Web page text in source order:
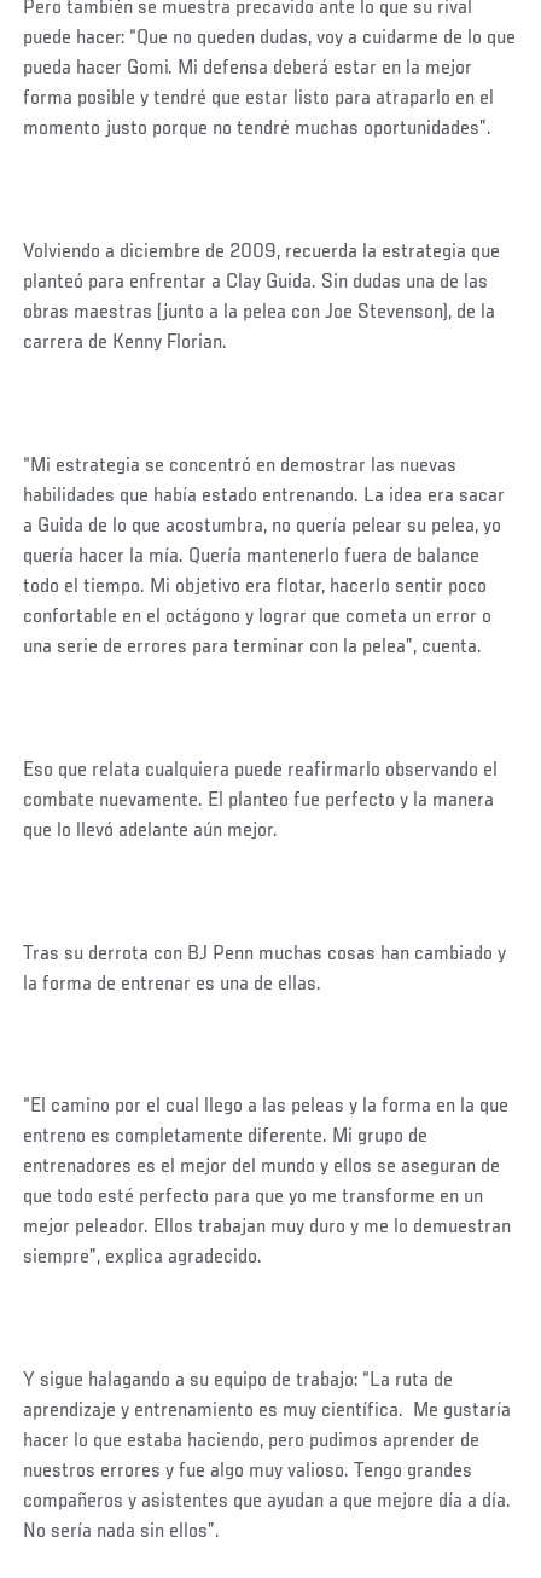
Pero también se muestra precavido ante lo que su rival
puede hacer: “Que no queden dudas, voy a cuidarme de lo que
pueda hacer Gomi. Mi defensa deberá estar en la mejor
forma posible y tendré que estar listo para atraparlo en el
momento justo porque no tendré muchas oportunidades”.
Volviendo a diciembre de 2009, recuerda la estrategia que
planteó para enfrentar a Clay Guida. Sin dudas una de las
obras maestras (junto a la pelea con Joe Stevenson), de la
carrera de Kenny Florian.
“Mi estrategia se concentró en demostrar las nuevas
habilidades que había estado entrenando. La idea era sacar
a Guida de lo que acostumbra, no quería pelear su pelea, yo
quería hacer la mía. Quería mantenerlo fuera de balance
todo el tiempo. Mi objetivo era flotar, hacerlo sentir poco
confortable en el octágono y lograr que cometa un error o
una serie de errores para terminar con la pelea”, cuenta.
Eso que relata cualquiera puede reafirmarlo observando el
combate nuevamente. El planteo fue perfecto y la manera
que lo llevó adelante aún mejor.
Tras su derrota con BJ Penn muchas cosas han cambiado y
la forma de entrenar es una de ellas.
“El camino por el cual llego a las peleas y la forma en la que
entreno es completamente diferente. Mi grupo de
entrenadores es el mejor del mundo y ellos se aseguran de
que todo esté perfecto para que yo me transforme en un
mejor peleador. Ellos trabajan muy duro y me lo demuestran
siempre”, explica agradecido.
Y sigue halagando a su equipo de trabajo: “La ruta de
aprendizaje y entrenamiento es muy científica. Me gustaría
hacer lo que estaba haciendo, pero pudimos aprender de
nuestros errores y fue algo muy valioso. Tengo grandes
compañeros y asistentes que ayudan a que mejore día a día.
No sería nada sin ellos”.